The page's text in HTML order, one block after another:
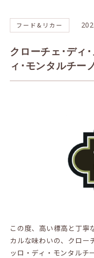
フード&リカー
クローチェ･ディ
ィ･モンタルチー
この度、高い標高と丁寧
カルな味わいの、クロー
ッロ・ディ・モンタルチ